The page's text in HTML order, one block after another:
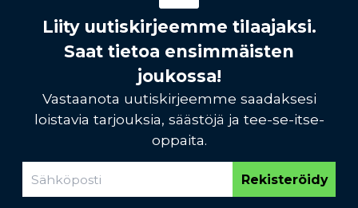
Liity uutiskirjeemme tilaajaksi.
Saat tietoa ensimmäisten
joukossa!
Vastaanota uutiskirjeemme saadaksesi
loistavia tarjouksia, säästöjä ja tee-se-itse-
oppaita.
Rekisteröidy